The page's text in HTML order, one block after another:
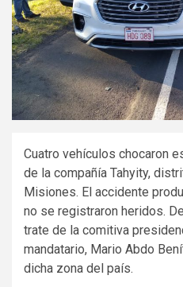
Cuatro vehículos chocaron
de la compañía Tahyity,
Misiones. El accidente
no se registraron heridos.
trate de la comitiva
mandatario, Mario Abdo
dicha zona del país.